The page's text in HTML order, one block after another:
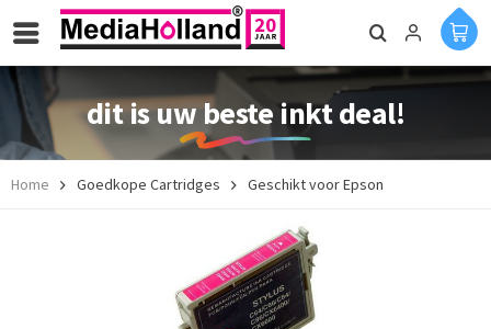
dit is uw beste inkt deal!
Home Goedkope Cartridges Geschikt voor Epson